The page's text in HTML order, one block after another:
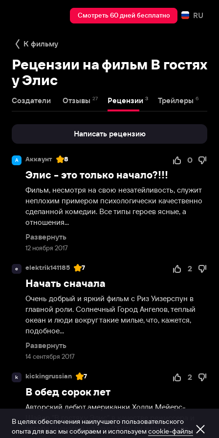
Смотреть 60 дней бесплатно RU
К фильму
Рецензии на фильм В гостях
у Элис
Создатели Отзывы 27 Рецензии 3 Трейлеры 6
Написать рецензию
А Аккаунт
12 ноября 2017
8 0
Элис - это только начало?!!!
Фильм, несмотря на свою незатейливость, служит
неплохим примером психологически качественно
сделанной комедии. Все типы героев ясные, а
отношения...
Развернуть
e elektrik141185
14 сентября 2017
7 2
Начать сначала
Очень добрый и яркий фильм с Риз Уизерспун в
главной роли. Солнечный Город Ангелов, теплый
океан и люди вокруг такие милые, что, кажется,
подобное...
Развернуть
k kickingrussian 7 2
В обед сорок лет
Авторский дебют американки Холли Мейерс-
Шайер "В гостях у Элис" в качестве режиссера и
автора сценария на тему "Есть ли жизнь после
В целях обеспечения наилучшего пользовательского
опыта для вас мы собираем и используем cookie-файлы